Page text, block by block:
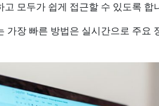
모두가 쉽게 접근할 수 있도록 합
가장 빠른 방법은 실시간으로 주요